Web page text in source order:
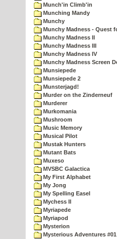
Munch'in Climb'in
Munching Mandy
Munchy
Munchy Madness - Quest
Munchy Madness II
Munchy Madness III
Munchy Madness IV
Munchy Madness Screen
Munsiepede
Munsiepede 2
Munsterjagd!
Murder on the Zinderneuf
Murderer
Murkomania
Mushroom
Music Memory
Musical Pilot
Mustak Hunters
Mutant Bats
Muxeso
MVSBC Galactica
My First Alphabet
My Jong
My Spelling Easel
Mychess II
Myriapede
Myriapod
Mysterion
Mysterious Adventures